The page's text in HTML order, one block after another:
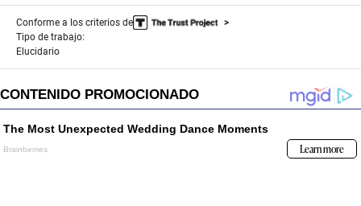
s
2
4
e
o
n
d
s
Conforme a los criterios de
Tipo de trabajo:
Elucidario